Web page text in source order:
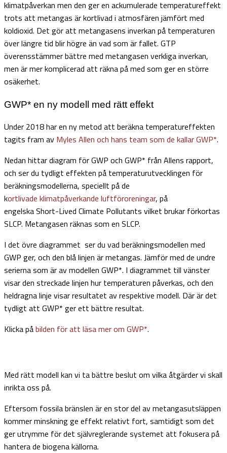
klimatpåverkan men den ger en ackumulerade temperatureffekt
trots att metangas är kortlivad i atmosfären jämfört med
koldioxid. Det gör att metangasens inverkan på temperaturen
över längre tid blir högre än vad som är fallet. GTP
överensstämmer bättre med metangasen verkliga inverkan,
men är mer komplicerad att räkna på med som ger en större
osäkerhet.
GWP* en ny modell med rätt effekt
Under 2018 har en ny metod att beräkna temperatureffekten
tagits fram av Myles Allen och hans team som de kallar GWP*.
Nedan hittar diagram för GWP och GWP* från Allens rapport,
och ser du tydligt effekten på temperaturutvecklingen för
beräkningsmodellerna, speciellt på de
kortlivade klimatpåverkande luftföroreningar, på
engelska Short-Lived Climate Pollutants vilket brukar förkortas
SLCP. Metangasen räknas som en SLCP.
I det övre diagrammet ser du vad beräkningsmodellen med
GWP ger, och den blå linjen är metangas. Jämför med de undre
serierna som är av modellen GWP*. I diagrammet till vänster
visar den streckade linjen hur temperaturen påverkas, och den
heldragna linje visar resultatet av respektive modell. Där är det
tydligt att GWP* ger ett bättre resultat.
Klicka påbilden för att läsa mer om GWP*.
Med rätt modell kan vi ta bättre beslut om vilka åtgärder vi skall
inrikta oss på.
Eftersom fossila bränslen är en stor del av metangasutsläppen
kommer minskning ge effekt relativt fort, samtidigt som det
ger utrymme för det självreglerande systemet att fokusera på
hantera de biogena källorna.